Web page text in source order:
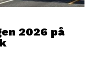
2026 på